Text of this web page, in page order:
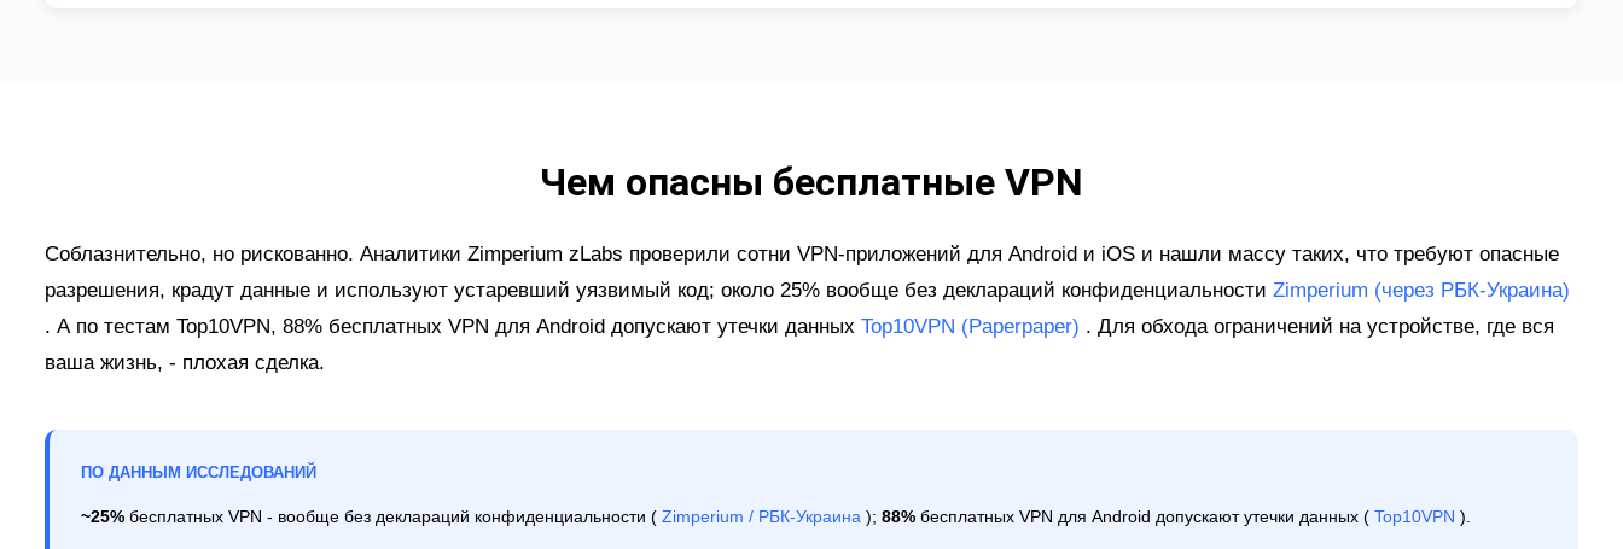
Чем опасны бесплатные VPN
Соблазнительно, но рискованно. Аналитики Zimperium zLabs проверили сотни VPN-приложений для Android и iOS и нашли массу таких, что требуют опасные
разрешения, крадут данные и используют устаревший уязвимый код; около 25% вообще без деклараций конфиденциальности Zimperium (через РБК-Украина)
. А по тестам Top10VPN, 88% бесплатных VPN для Android допускают утечки данных Top10VPN (Paperpaper) . Для обхода ограничений на устройстве, где вся
ваша жизнь, - плохая сделка.
ПО ДАННЫМ ИССЛЕДОВАНИЙ
~25% бесплатных VPN - вообще без деклараций конфиденциальности ( Zimperium / РБК-Украина ); 88% бесплатных VPN для Android допускают утечки данных ( Top10VPN ).